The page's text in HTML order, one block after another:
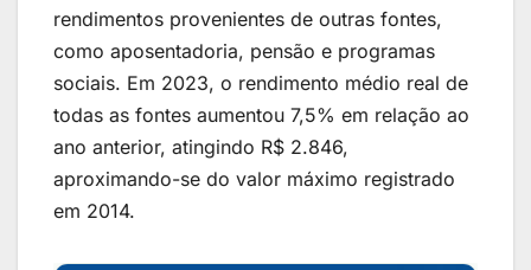
rendimentos provenientes de outras fontes,
como aposentadoria, pensão e programas
sociais. Em 2023, o rendimento médio real de
todas as fontes aumentou 7,5% em relação ao
ano anterior, atingindo R$ 2.846,
aproximando-se do valor máximo registrado
em 2014.